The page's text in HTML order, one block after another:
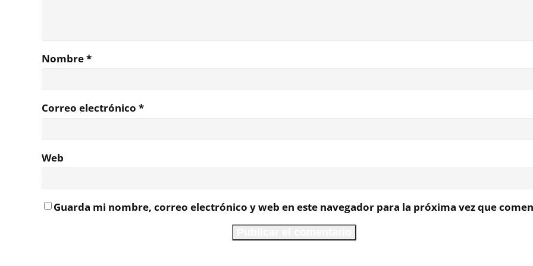
Nombre*
Correo electrónico *
Web
Guarda mi nombre, correo electrónico y web en este navegador para la próxima vez que